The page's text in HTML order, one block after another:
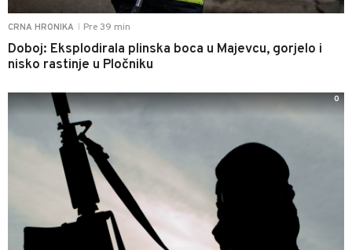
CRNA HRONIKA Pre 39 min
Doboj: Eksplodirala plinska boca u Majevcu, gorjelo i
nisko rastinje u Pločniku
0